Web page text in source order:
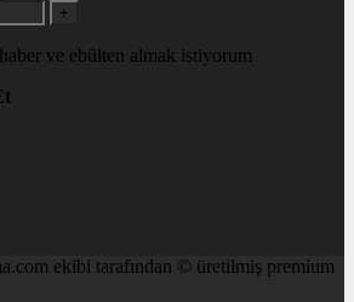
+
ve ebülten almak istiyorum
ekibi tarafından © üretilmiş premium